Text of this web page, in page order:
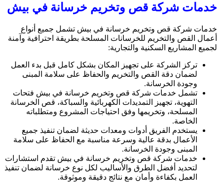
خدمات شركة قص وتخريم خرسانة في بيش
خدمات شركة قص وتخريم خرسانة في بيش تشمل جميع أنواع
أعمال القص والتخريم للخرسانات المسلحة بطريقة احترافية وآمنة
لجميع المشاريع السكنية والتجارية:
تركز الشركة على تجهيز المكان بشكل كامل قبل بدء العمل
لضمان دقة القص والتخريم والحفاظ على سلامة المبنى
وجودة الخرسانة.
تشمل خدمات شركة قص وتخريم خرسانة في بيش فتحات
التهوية، تجهيز التمديدات الكهربائية والسباكة، قص الخرسانة
المسلحة، وتخريمها وفق احتياجات المشروع ومتطلباته
الخاصة.
يستخدم الفريق أدوات ومعدات حديثة لضمان تنفيذ جميع
الأعمال بدقة عالية وسرعة مناسبة مع الحفاظ على سلامة
المبنى وجودة الخرسانة.
خدمات شركة قص وتخريم خرسانة في بيش تقدم استشارات
لتحديد أفضل الطرق والأساليب لكل نوع خرسانة لضمان تنفيذ
العمل بكفاءة وأمان مع نتائج دقيقة وموثوقة.